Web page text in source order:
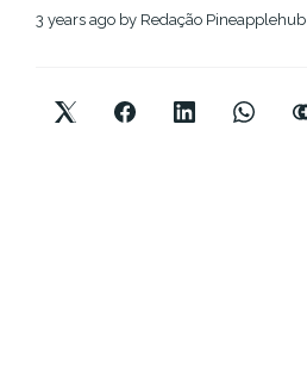
3 years ago by Redação Pineapplehub